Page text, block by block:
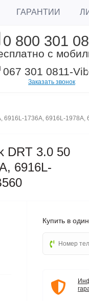
ГАРАНТИИ
0 800 301
с
067 301 0811-
Заказать звонок
1736A, 6916L-
DRT 3.0 50
6916L-
Купить в